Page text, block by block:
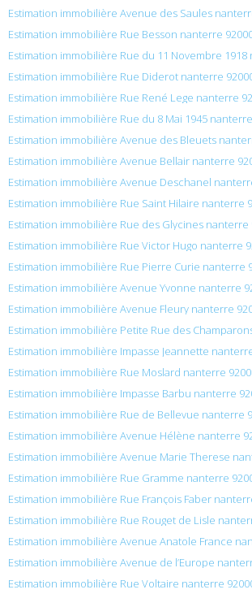
Estimation immobilière Avenue des Saules
Estimation immobilière Rue Besson nanterre
Estimation immobilière Rue du 11 Novembre 1918
Estimation immobilière Rue Diderot nanterre
Estimation immobilière Rue René Lege nanterre
Estimation immobilière Rue du 8 Mai 1945
Estimation immobilière Avenue des Bleuets
Estimation immobilière Avenue Bellair nanterre
Estimation immobilière Avenue Deschanel
Estimation immobilière Rue Saint Hilaire nanterre
Estimation immobilière Rue des Glycines nanterre
Estimation immobilière Rue Victor Hugo nanterre
Estimation immobilière Rue Pierre Curie nanterre
Estimation immobilière Avenue Yvonne nanterre
Estimation immobilière Avenue Fleury nanterre
Estimation immobilière Petite Rue des
Estimation immobilière Impasse Jeannette
Estimation immobilière Rue Moslard nanterre
Estimation immobilière Impasse Barbu nanterre
Estimation immobilière Rue de Bellevue nanterre
Estimation immobilière Avenue Hélène nanterre
Estimation immobilière Avenue Marie Therese
Estimation immobilière Rue Gramme nanterre
Estimation immobilière Rue François Faber
Estimation immobilière Rue Rouget de Lisle
Estimation immobilière Avenue Anatole France
Estimation immobilière Avenue de l’Europe
Estimation immobilière Rue Voltaire nanterre